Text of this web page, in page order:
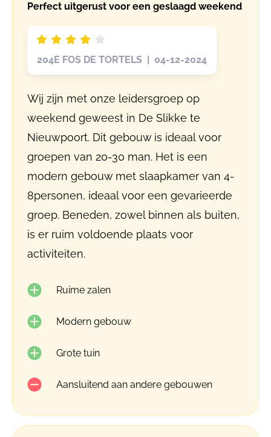
Perfect uitgerust voor een geslaagd weekend
204E FOS DE TORTELS | 04-12-2024
Wij zijn met onze leidersgroep op
weekend geweest in De Slikke te
Nieuwpoort. Dit gebouw is ideaal voor
groepen van 20-30 man. Het is een
modern gebouw met slaapkamer van 4-
8personen, ideaal voor een gevarieerde
groep. Beneden, zowel binnen als buiten,
is er ruim voldoende plaats voor
activiteiten.
Ruime zalen
Modern gebouw
Grote tuin
Aansluitend aan andere gebouwen